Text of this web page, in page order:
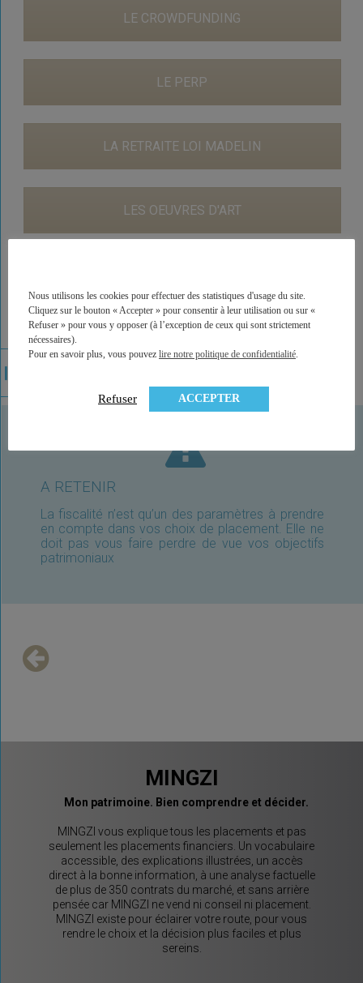
LE CROWDFUNDING
LE PERP
LA RETRAITE LOI MADELIN
LES OEUVRES D'ART
A RETENIR
La fiscalité n’est qu’un des paramètres à prendre
en compte dans vos choix de placement. Elle ne
doit pas vous faire perdre de vue vos objectifs
patrimoniaux
MINGZI
Mon patrimoine. Bien comprendre et décider.
MINGZI vous explique tous les placements et pas
seulement les placements financiers. Un vocabulaire
accessible, des explications illustrées, un accès
direct à la bonne information, à une analyse factuelle
de plus de 350 contrats du marché, et sans arrière
pensée car MINGZI ne vend ni conseil ni placement.
MINGZI existe pour éclairer votre route, pour vous
rendre le choix et la décision plus faciles et plus
sereins.
Nous utilisons les cookies pour effectuer des statistiques d'usage du site.
Cliquez sur le bouton « Accepter » pour consentir à leur utilisation ou sur «
Refuser » pour vous y opposer (à l’exception de ceux qui sont strictement
nécessaires).
Pour en savoir plus, vous pouvez lire notre politique de confidentialité
Refuser ACCEPTER